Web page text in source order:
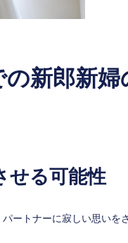
新郎新婦
せる可能性
ートナーに寂しい思いを